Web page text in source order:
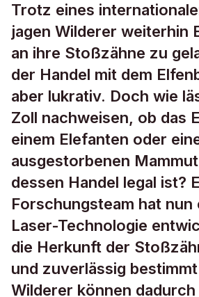
Laser-Scans sollen
gehandeltes Elfenbein
Trotz eines
jagen Wilderer weiterhin
an ihre Stoßzähne zu
der Handel mit dem
aber lukrativ. Doch wie
Zoll nachweisen, ob das
einem Elefanten oder
ausgestorbenen
dessen Handel legal ist?
Forschungsteam hat nun
Laser-Technologie
die Herkunft der
und zuverlässig
Wilderer können